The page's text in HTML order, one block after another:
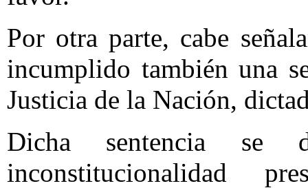
Por otra parte, cabe
incumplido también una
Justicia de la Nación,
Dicha sentencia
inconstitucionalidad